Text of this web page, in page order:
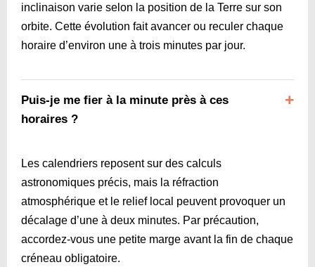
inclinaison varie selon la position de la Terre sur son
orbite. Cette évolution fait avancer ou reculer chaque
horaire d’environ une à trois minutes par jour.
Puis-je me fier à la minute près à ces
horaires ?
Les calendriers reposent sur des calculs
astronomiques précis, mais la réfraction
atmosphérique et le relief local peuvent provoquer un
décalage d’une à deux minutes. Par précaution,
accordez-vous une petite marge avant la fin de chaque
créneau obligatoire.